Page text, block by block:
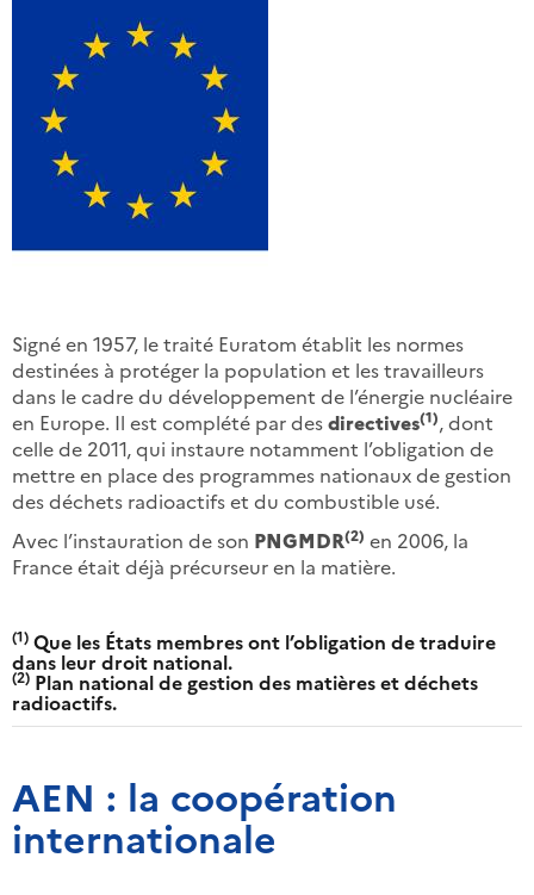
Signé en 1957, le traité Euratom établit les normes
destinées à protéger la population et les travailleurs
dans le cadre du développement de l’énergie nucléaire
en Europe. Il est complété par desdirectives(1), dont
celle de 2011, qui instaure notamment l’obligation de
mettre en place des programmes nationaux de gestion
des déchets radioactifs et du combustible usé.
Avec l’instauration de son PNGMDR(2) en 2006, la
France était déjà précurseur en la matière.
(1) Que les États membres ont l’obligation de traduire
dans leur droit national.
(2) Plan national de gestion des matières et déchets
radioactifs.
AEN : la coopération
internationale